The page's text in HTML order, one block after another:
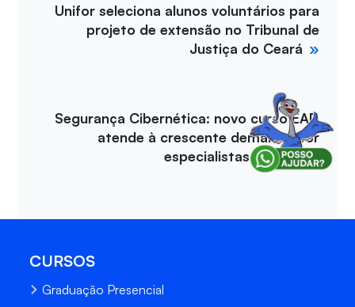
Unifor seleciona alunos voluntários para
projeto de extensão no Tribunal de
Justiça do Ceará
Segurança Cibernética: novo curso EAD
atende à crescente demanda por
especialistas na área
CURSOS
Graduação Presencial